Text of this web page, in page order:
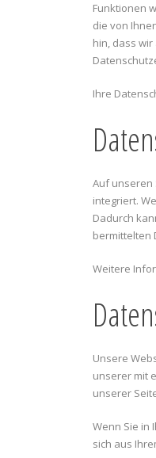
Funktionen
die von
hin, dass
Ihre
Auf unseren
integriert.
Dadurch
bermittelten
Weitere
Unsere
unserer mit
unserer
Wenn Sie in
sich aus